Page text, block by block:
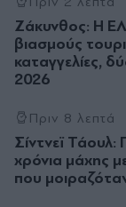
Ζάκυνθος: Η
βιασμούς
καταγγελίες,
2026
Πριν 8 λεπτά
Σίντνεϊ
χρόνια μάχης
που